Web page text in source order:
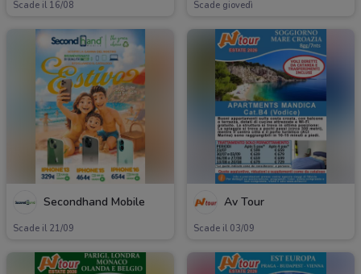
Scade il 16/08 Scade giovedì
Secondhand Mobile
Scade il 21/09
Av Tour
Scade il 03/09